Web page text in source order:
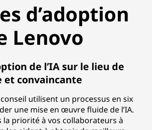
d’adoption
Lenovo
de l’IA sur le lieu de
convaincante
utilisent un processus en six
une mise en œuvre fluide de l’IA.
la priorité à vos collaborateurs à